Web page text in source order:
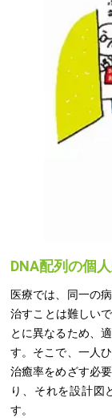
DNA配列の個
医療では、同一の
治すことは難しい
とに異なるため、
す。そこで、一人
治癒率をめざす必
り、それを設計図
す。